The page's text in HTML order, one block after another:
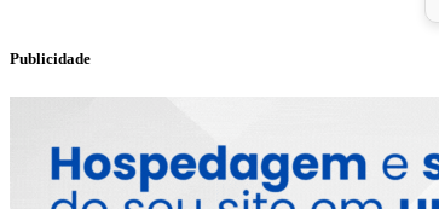
Publicidade